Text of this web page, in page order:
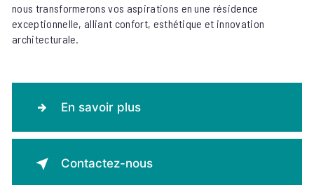
nous transformerons vos aspirations en une résidence
exceptionnelle, alliant confort, esthétique et innovation
architecturale.
En savoir plus
Contactez-nous